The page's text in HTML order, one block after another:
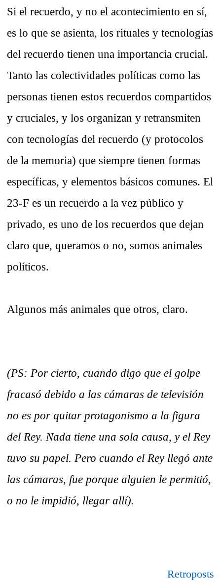
Si el recuerdo, y no el acontecimiento en sí,
es lo que se asienta, los rituales y tecnologías
del recuerdo tienen una importancia crucial.
Tanto las colectividades políticas como las
personas tienen estos recuerdos compartidos
y cruciales, y los organizan y retransmiten
con tecnologías del recuerdo (y protocolos
de la memoria) que siempre tienen formas
específicas, y elementos básicos comunes. El
23-F es un recuerdo a la vez público y
privado, es uno de los recuerdos que dejan
claro que, queramos o no, somos animales
políticos.
Algunos más animales que otros, claro.
(PS: Por cierto, cuando digo que el golpe
fracasó debido a las cámaras de televisión
no es por quitar protagonismo a la figura
del Rey. Nada tiene una sola causa, y el Rey
tuvo su papel. Pero cuando el Rey llegó ante
las cámaras, fue porque alguien le permitió,
o no le impidió, llegar allí).
Retroposts